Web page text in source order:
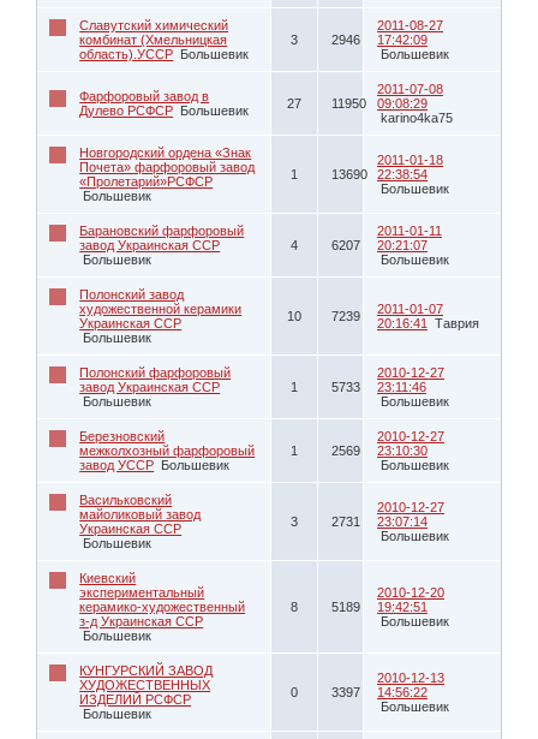
Славутский химический
комбинат (Хмельницкая
область).УССР Большевик
3 2946
2011-08-27
17:42:09
Большевик
Фарфоровый завод в
Дулево РСФСР Большевик 27 11950
2011-07-08
09:08:29
karino4ka75
Новгородский ордена «Знак
Почета» фарфоровый завод
«Пролетарий»РСФСР
Большевик
1 13690
2011-01-18
22:38:54
Большевик
Барановский фарфоровый
завод Украинская ССР
Большевик
4 6207
2011-01-11
20:21:07
Большевик
Полонский завод
художественной керамики
Украинская ССР
Большевик
10 7239
2011-01-07
20:16:41
Таврия
Полонский фарфоровый
завод Украинская ССР
Большевик
1 5733
2010-12-27
23:11:46
Большевик
Березновский
межколхозный фарфоровый
завод УССР Большевик
1 2569
2010-12-27
23:10:30
Большевик
Васильковский
майоликовый завод
Украинская ССР
Большевик
3 2731
2010-12-27
23:07:14
Большевик
Киевский
экспериментальный
керамико-художественный
з-д Украинская ССР
Большевик
8 5189
2010-12-20
19:42:51
Большевик
КУНГУРСКИЙ ЗАВОД
ХУДОЖЕСТВЕННЫХ
ИЗДЕЛИЙ РСФСР
Большевик
0 3397
2010-12-13
14:56:22
Большевик